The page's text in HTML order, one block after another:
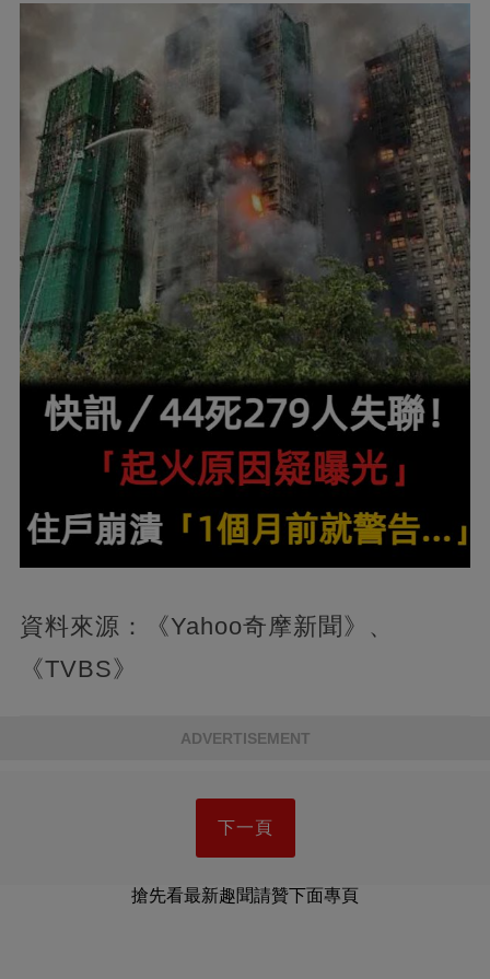
資料來源：《Yahoo奇摩新聞》、
《TVBS》
ADVERTISEMENT
下一頁
搶先看最新趣聞請贊下面專頁